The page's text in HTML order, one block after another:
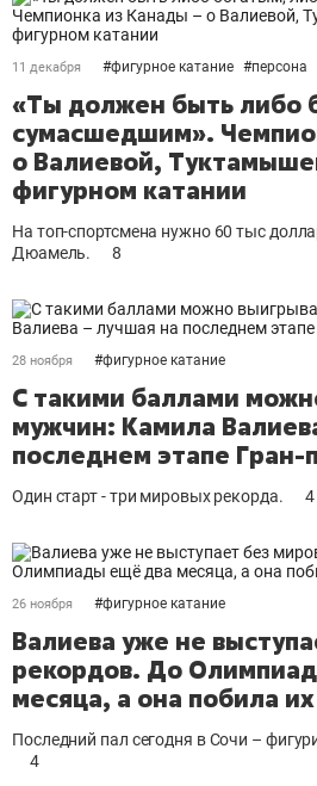
11 декабря #фигурное катание #персона
«Ты должен быть либо
сумасшедшим».
о Валиевой,
фигурном катании
На топ-спортсмена нужно 60 тыс
Дюамель.
8
28 ноября #фигурное катание
С такими баллами
мужчин: Камила
последнем этапе Гран-
Один старт - три мировых рекорда. 4
26 ноября #фигурное катание
Валиева уже не
рекордов. До
месяца, а она побила
Последний пал сегодня в Сочи –
4